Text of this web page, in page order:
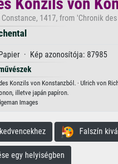
1417, from 'Chronik
· Kép azonosítója: 87985
Konzils von Konstanzból. · Ulrich von
illetve japán papíron.
Images
Falszín
egy helyiségben